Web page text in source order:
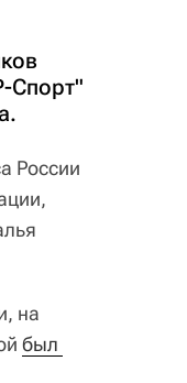
Спорт"
России
на
был